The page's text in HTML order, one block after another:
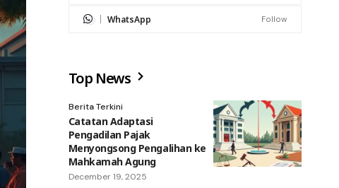
WhatsApp Follow
Top News
Berita Terkini
Catatan Adaptasi
Pengadilan Pajak
Menyongsong Pengalihan ke
Mahkamah Agung
December 19, 2025